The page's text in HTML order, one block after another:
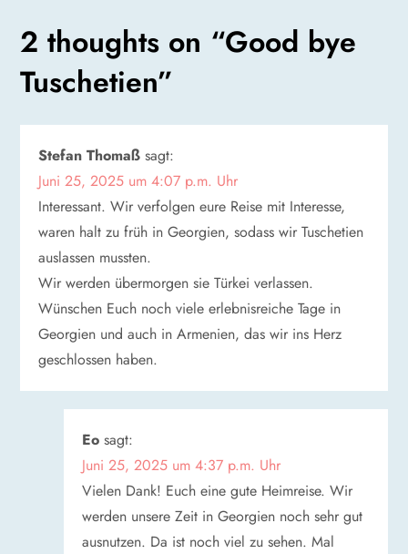
r
a
g
s
n
a
v
i
g
2 thoughts on “Good bye
Tuschetien”
Stefan Thomaß sagt:
Juni 25, 2025 um 4:07 p.m. Uhr
Interessant. Wir verfolgen eure Reise mit Interesse,
waren halt zu früh in Georgien, sodass wir Tuschetien
auslassen mussten.
Wir werden übermorgen sie Türkei verlassen.
Wünschen Euch noch viele erlebnisreiche Tage in
Georgien und auch in Armenien, das wir ins Herz
geschlossen haben.
Eo sagt:
Juni 25, 2025 um 4:37 p.m. Uhr
Vielen Dank! Euch eine gute Heimreise. Wir
werden unsere Zeit in Georgien noch sehr gut
ausnutzen. Da ist noch viel zu sehen. Mal